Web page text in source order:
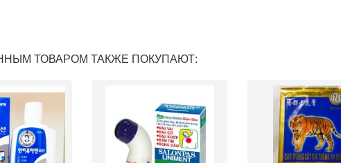
ТОВАРОМ ТАКЖЕ ПОКУПАЮТ: